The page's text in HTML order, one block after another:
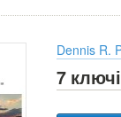
Dennis R.
7